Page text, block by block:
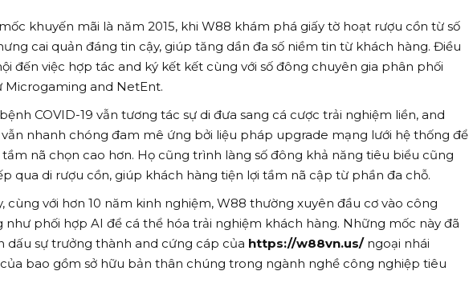
khuyến mãi là năm 2015, khi W88 khám phá giấy tờ hoạt rượu cồn từ số
cai quản đáng tin cậy, giúp tăng dần đa số niềm tin từ khách hàng. Điều
đến việc hợp tác and ký kết kết cùng với số đông chuyên gia phân phối
Microgaming and NetEnt.
COVID-19 vẫn tương tác sự di đưa sang cá cược trải nghiệm liền, and
nhanh chóng đam mê ứng bởi liệu pháp upgrade mạng lưới hệ thống để
nã chọn cao hơn. Họ cũng trình làng số đông khả năng tiêu biểu cũng
qua di rượu cồn, giúp khách hàng tiện lợi tầm nã cập từ phần đa chỗ.
cùng với hơn 10 năm kinh nghiệm, W88 thường xuyên đầu cơ vào công
như phối hợp AI để cá thể hóa trải nghiệm khách hàng. Những mốc này đã
dấu sự trưởng thành and cứng cáp của https://w88vn.us/ngoại nhái
bao gồm sở hữu bản thân chúng trong ngành nghề công nghiệp tiêu